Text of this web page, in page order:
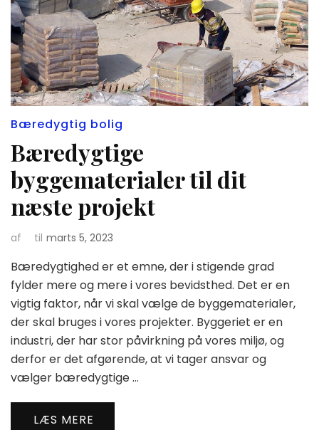
Bæredygtig bolig
Bæredygtige
byggematerialer til dit
næste projekt
af til marts 5, 2023
Bæredygtighed er et emne, der i stigende grad
fylder mere og mere i vores bevidsthed. Det er en
vigtig faktor, når vi skal vælge de byggematerialer,
der skal bruges i vores projekter. Byggeriet er en
industri, der har stor påvirkning på vores miljø, og
derfor er det afgørende, at vi tager ansvar og
vælger bæredygtige …
LÆS MERE